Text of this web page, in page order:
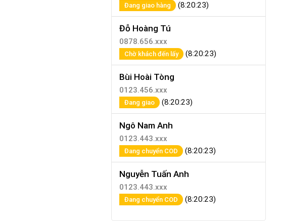
Đang giao hàng (8:20:23)
Đỗ Hoàng Tú
0878.656.xxx
Chờ khách đến lấy (8:20:23)
Bùi Hoài Tòng
0123.456.xxx
Đang giao (8:20:23)
Ngô Nam Anh
0123.443.xxx
Đang chuyển COD (8:20:23)
Nguyễn Tuấn Anh
0123.443.xxx
Đang chuyển COD (8:20:23)